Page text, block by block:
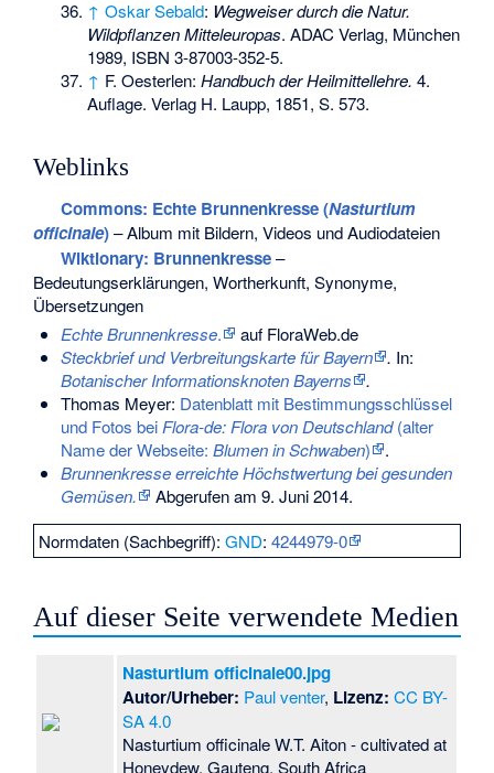
↑ Oskar Sebald: Wegweiser durch die Natur.
Wildpflanzen Mitteleuropas. ADAC Verlag, München
1989, ISBN 3-87003-352-5.
↑ F. Oesterlen:Handbuch der Heilmittellehre. 4.
Auflage. Verlag H. Laupp, 1851, S. 573.
Weblinks
Commons: Echte Brunnenkresse (Nasturtium
officinale)– Album mit Bildern, Videos und Audiodateien
Wiktionary: Brunnenkresse–
Bedeutungserklärungen, Wortherkunft, Synonyme,
Übersetzungen
Echte Brunnenkresse.
auf FloraWeb.de
Steckbrief und Verbreitungskarte für Bayern
. In:
Botanischer Informationsknoten Bayerns
.
Thomas Meyer: Datenblatt mit Bestimmungsschlüssel
und Fotos bei Flora-de: Flora von Deutschland(alter
Name der Webseite: Blumen in Schwaben)
.
Brunnenkresse erreichte Höchstwertung bei gesunden
Gemüsen.
Abgerufen am 9. Juni 2014.
Normdaten (Sachbegriff):GND:4244979-0
Auf dieser Seite verwendete Medien
Nasturtium officinale00.jpg
Autor/Urheber: Paul venter, Lizenz: CC BY-
SA 4.0
Nasturtium officinale W.T. Aiton - cultivated at
Honeydew, Gauteng, South Africa